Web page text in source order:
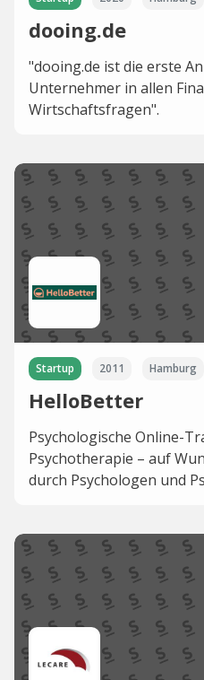
dooing.de
"dooing.de ist die erste
Unternehmer in allen
Wirtschaftsfragen".
Startup 2011 Hamburg
HelloBetter
Psychologische Online-
Psychotherapie – auf
durch Psychologen und